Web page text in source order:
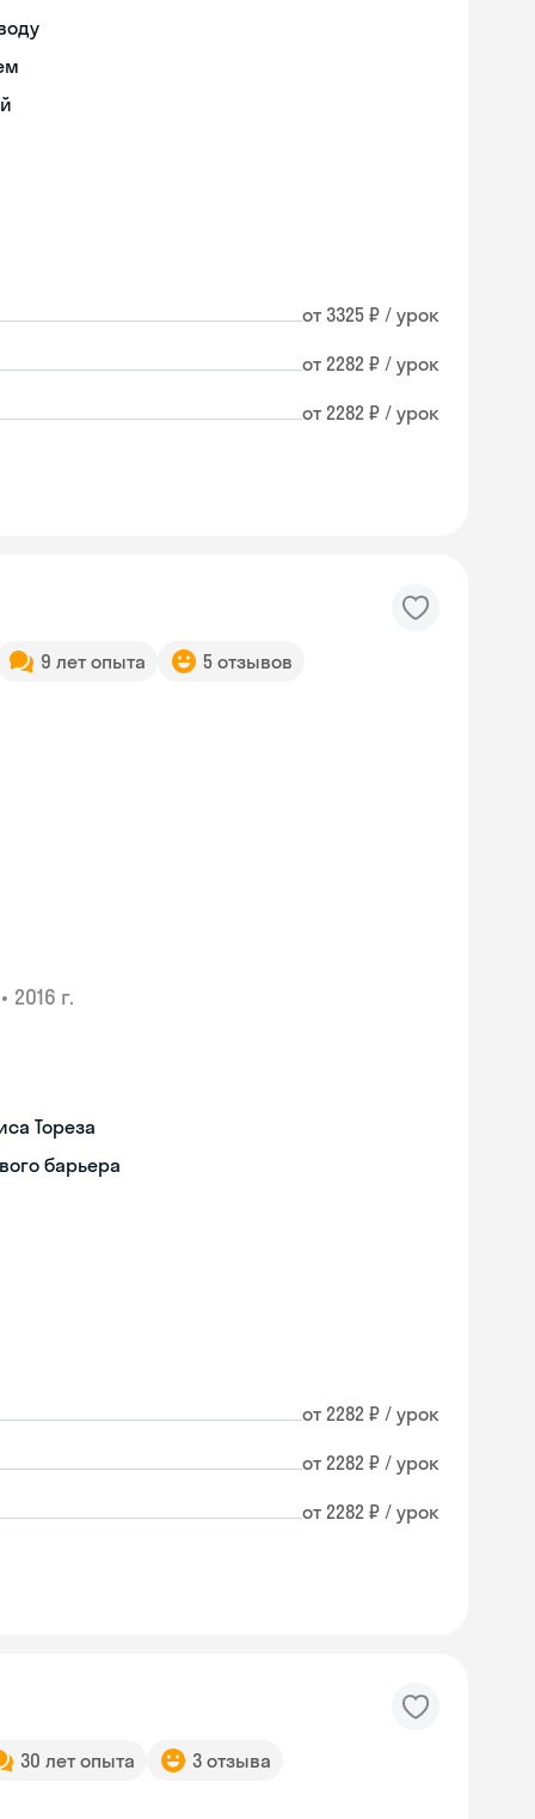
от 3325 ₽ / урок
от 2282 ₽ / урок
от 2282 ₽ / урок
9 лет опыта 5 отзывов
• 2016 г.
Тореза
барьера
от 2282 ₽ / урок
от 2282 ₽ / урок
от 2282 ₽ / урок
30 лет опыта 3 отзыва